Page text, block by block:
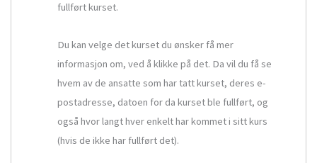
fullført kurset.
Du kan velge det kurset du ønsker få mer
informasjon om, ved å klikke på det. Da vil du få se
hvem av de ansatte som har tatt kurset, deres e-
postadresse, datoen for da kurset ble fullført, og
også hvor langt hver enkelt har kommet i sitt kurs
(hvis de ikke har fullført det).